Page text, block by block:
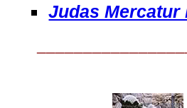
Judas Mercatur